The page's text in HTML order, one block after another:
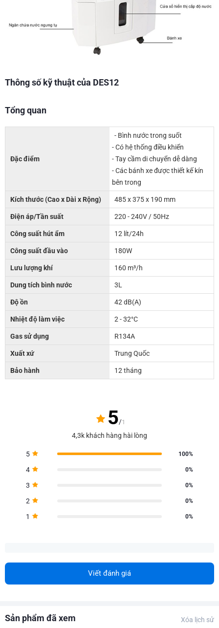
Thông số kỹ thuật của DES12
Tổng quan
Đặc điểm
- Bình nước trong suốt
- Có hệ thống điều khiển
- Tay cầm di chuyển dễ dàng
- Các bánh xe được thiết kế kín
bên trong
Kích thước (Cao x Dài x Rộng) 485 x 375 x 190 mm
Điện áp/Tần suất 220 - 240V / 50Hz
Công suất hút ẩm 12 lít/24h
Công suất đầu vào 180W
Lưu lượng khí 160 m³/h
Dung tích bình nước 3L
Độ ồn 42 dB(A)
Nhiệt độ làm việc 2 - 32°C
Gas sử dụng R134A
Xuất xứ Trung Quốc
Bảo hành 12 tháng
5/1
4,3k khách hàng hài lòng
5 100%
4 0%
3 0%
2 0%
1 0%
Viết đánh giá
Sản phẩm đã xem Xóa lịch sử